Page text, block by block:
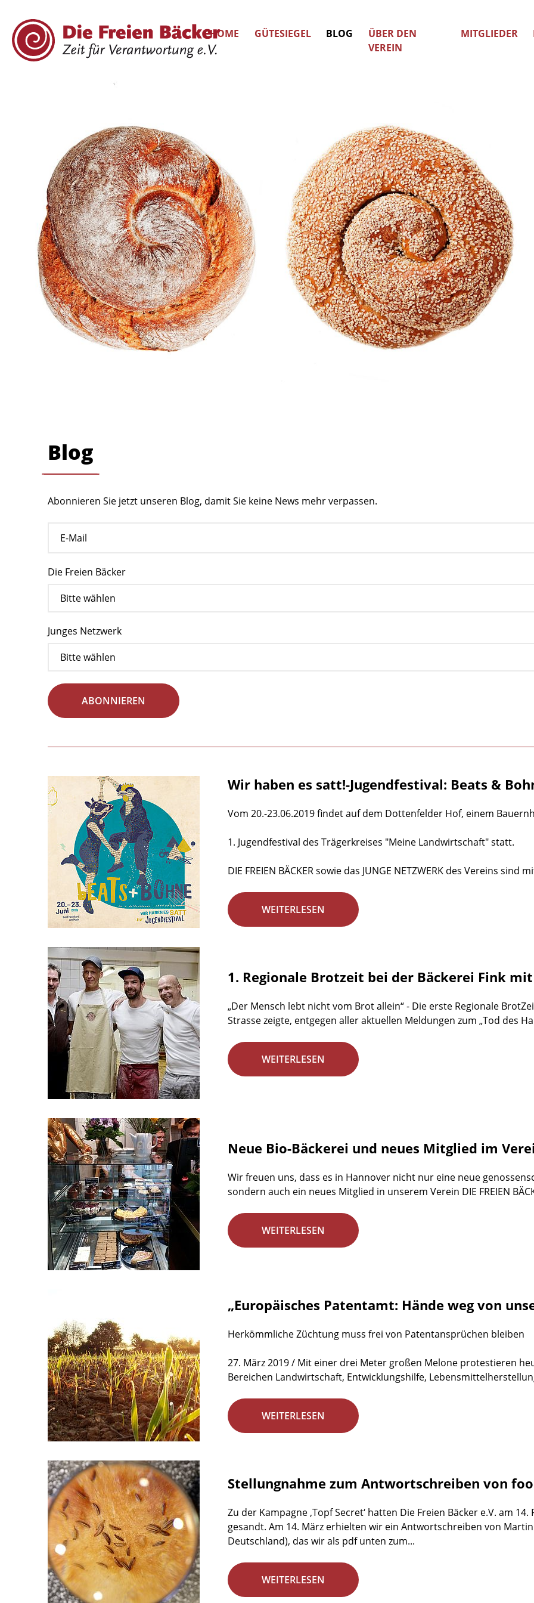
HOME GÜTESIEGEL BLOG
ÜBER DEN
VEREIN
MITGLIEDER
Blog
Abonnieren Sie jetzt unseren Blog, damit Sie keine News mehr verpassen.
Die Freien Bäcker
Junges Netzwerk
ABONNIEREN
Wir haben es satt!-Jugendfestival: Beats &
Vom 20.-23.06.2019 findet auf dem Dottenfelder Hof, einem
1. Jugendfestival des Trägerkreises "Meine Landwirtschaft" statt.
DIE FREIEN BÄCKER sowie das JUNGE NETZWERK des Vereins sind
WEITERLESEN
1. Regionale Brotzeit bei der Bäckerei Fink
„Der Mensch lebt nicht vom Brot allein“ - Die erste Regionale
Strasse zeigte, entgegen aller aktuellen Meldungen zum „Tod des
WEITERLESEN
Neue Bio-Bäckerei und neues Mitglied im
Wir freuen uns, dass es in Hannover nicht nur eine neue
sondern auch ein neues Mitglied in unserem Verein DIE FREIEN
WEITERLESEN
„Europäisches Patentamt: Hände weg von
Herkömmliche Züchtung muss frei von Patentansprüchen bleiben
27. März 2019 / Mit einer drei Meter großen Melone protestieren
Bereichen Landwirtschaft, Entwicklungshilfe,
WEITERLESEN
Stellungnahme zum Antwortschreiben von
Zu der Kampagne ‚Topf Secret‘ hatten Die Freien Bäcker e.V. am
gesandt. Am 14. März erhielten wir ein Antwortschreiben von
Deutschland), das wir als pdf unten zum...
WEITERLESEN